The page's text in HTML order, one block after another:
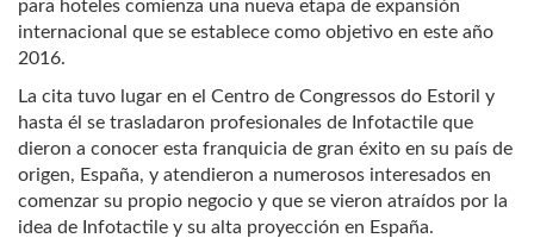
para hoteles comienza una nueva etapa de expansión
internacional que se establece como objetivo en este año
2016.
La cita tuvo lugar en el Centro de Congressos do Estoril y
hasta él se trasladaron profesionales de Infotactile que
dieron a conocer esta franquicia de gran éxito en su país de
origen, España, y atendieron a numerosos interesados en
comenzar su propio negocio y que se vieron atraídos por la
idea de Infotactile y su alta proyección en España.